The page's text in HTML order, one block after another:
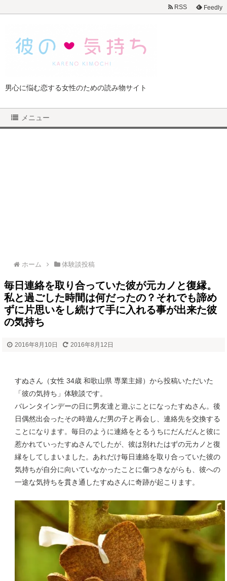
男心に悩む恋する女性のための読み物サイト
メニュー
RSS Feedly
ホーム 体験談投稿
毎日連絡を取り合っていた彼が元カノと復縁。
私と過ごした時間は何だったの？それでも諦め
ずに片思いをし続けて手に入れる事が出来た彼
の気持ち
2016年8月10日 2016年8月12日
すぬさん（女性 34歳 和歌山県 専業主婦）から投稿いただいた
「彼の気持ち」体験談です。
バレンタインデーの日に男友達と遊ぶことになったすぬさん。後
日偶然出会ったその時遊んだ男の子と再会し、連絡先を交換する
ことになります。毎日のように連絡をとるうちにだんだんと彼に
惹かれていったすぬさんでしたが、彼は別れたはずの元カノと復
縁をしてしまいました。あれだけ毎日連絡を取り合っていた彼の
気持ちが自分に向いていなかったことに傷つきながらも、彼への
一途な気持ちを貫き通したすぬさんに奇跡が起こります。